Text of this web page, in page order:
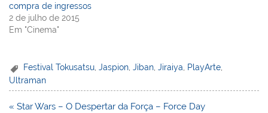
compra de ingressos
2 de julho de 2015
Em "Cinema"
Festival Tokusatsu,Jaspion,Jiban,Jiraiya, PlayArte,
Ultraman
Navegação
« Star Wars – O Despertar da Força – Force Day